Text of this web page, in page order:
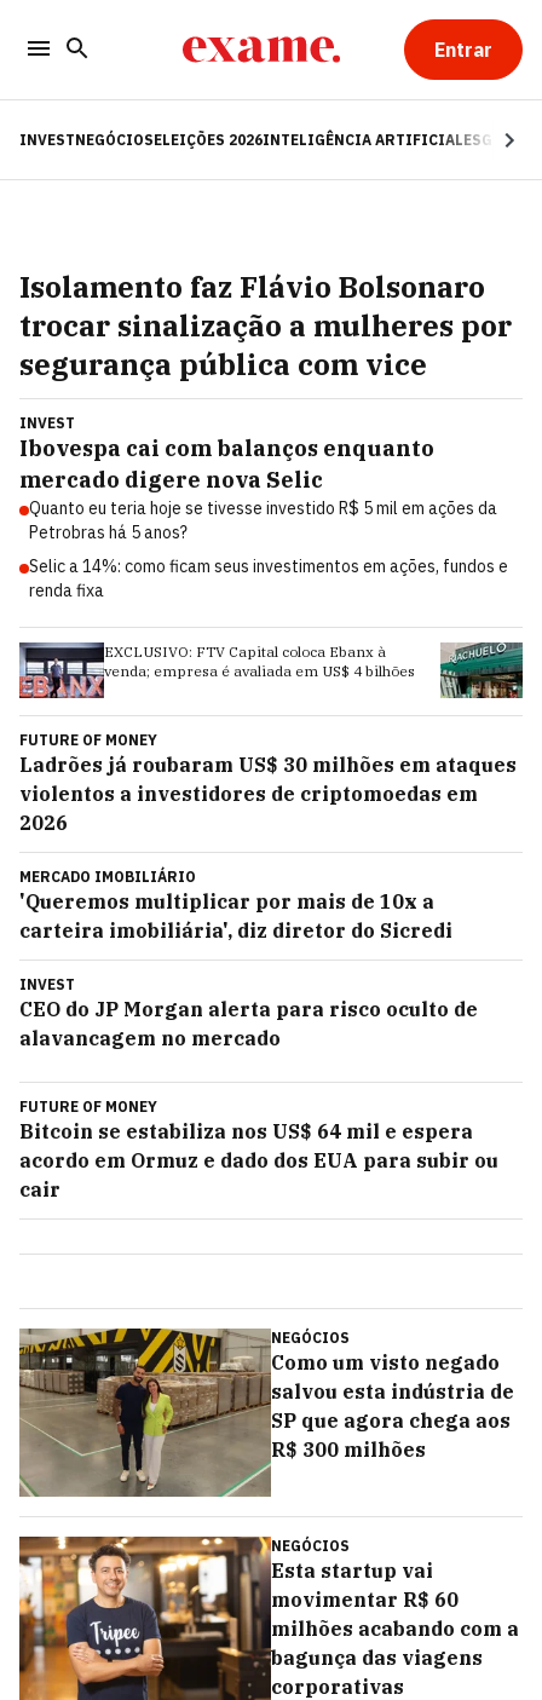
Entrar
INVESTNEGÓCIOSELEIÇÕES 2026INTELIGÊNCIA ARTIFICIALESG
Isolamento faz Flávio Bolsonaro
trocar sinalização a mulheres por
segurança pública com vice
INVEST
Ibovespa cai com balanços enquanto
mercado digere nova Selic
Quanto eu teria hoje se tivesse investido R$ 5 mil em ações da
Petrobras há 5 anos?
Selic a 14%: como ficam seus investimentos em ações, fundos e
renda fixa
à
Com 14 novas lojas no radar, CEO da
Riachuelo minimiza eleições e foca no longo
FUTURE OF MONEY
Ladrões já roubaram US$ 30 milhões em ataques
violentos a investidores de criptomoedas em
2026
MERCADO IMOBILIÁRIO
'Queremos multiplicar por mais de 10x a
carteira imobiliária', diz diretor do Sicredi
INVEST
CEO do JP Morgan alerta para risco oculto de
alavancagem no mercado
FUTURE OF MONEY
Bitcoin se estabiliza nos US$ 64 mil e espera
acordo em Ormuz e dado dos EUA para subir ou
cair
NEGÓCIOS
Como um visto negado
salvou esta indústria de
SP que agora chega aos
R$ 300 milhões
NEGÓCIOS
Esta startup vai
movimentar R$ 60
milhões acabando com a
bagunça das viagens
corporativas